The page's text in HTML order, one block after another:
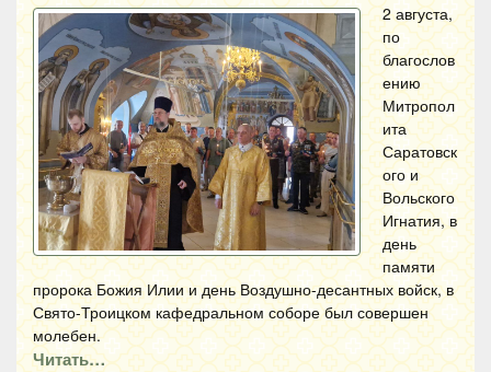
2 августа,
по
благослов
ению
Митропол
ита
Саратовск
ого и
Вольского
Игнатия, в
день
памяти
пророка Божия Илии и день Воздушно-десантных войск, в
Свято-Троицком кафедральном соборе был совершен
молебен.
Читать…